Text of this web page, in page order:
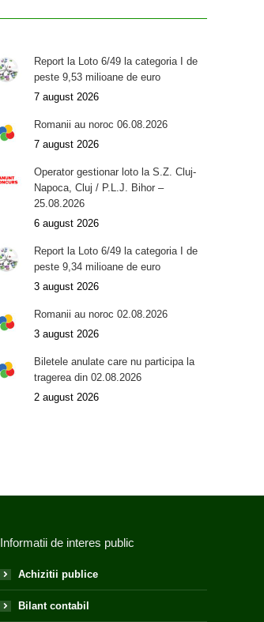
Report la Loto 6/49 la categoria I de
peste 9,53 milioane de euro
7 august 2026
Romanii au noroc 06.08.2026
7 august 2026
Operator gestionar loto la S.Z. Cluj-
Napoca, Cluj / P.L.J. Bihor –
25.08.2026
6 august 2026
Report la Loto 6/49 la categoria I de
peste 9,34 milioane de euro
3 august 2026
Romanii au noroc 02.08.2026
3 august 2026
Biletele anulate care nu participa la
tragerea din 02.08.2026
2 august 2026
Informatii de interes public
Achizitii publice
Bilant contabil